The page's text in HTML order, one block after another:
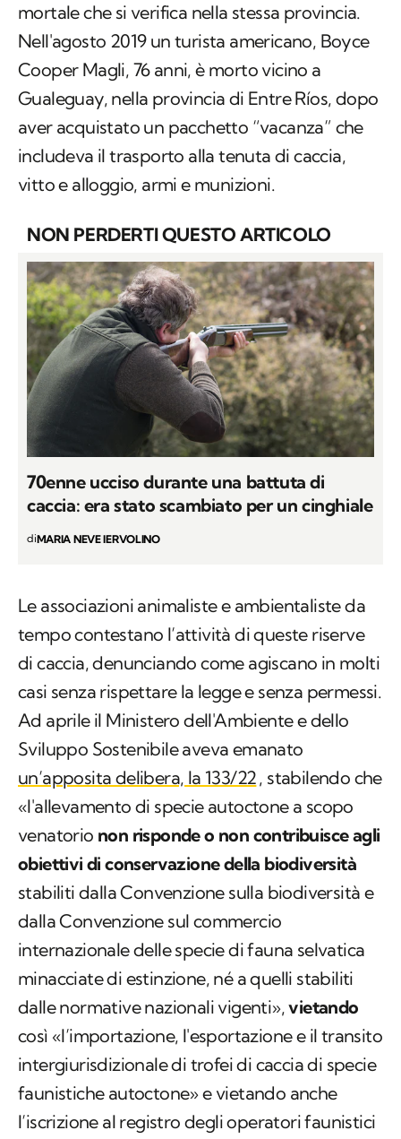
mortale che si verifica nella stessa provincia.
Nell'agosto 2019 un turista americano, Boyce
Cooper Magli, 76 anni, è morto vicino a
Gualeguay, nella provincia di Entre Ríos, dopo
aver acquistato un pacchetto “vacanza” che
includeva il trasporto alla tenuta di caccia,
vitto e alloggio, armi e munizioni.
NON PERDERTI QUESTO ARTICOLO
70enne ucciso durante una battuta di
caccia: era stato scambiato per un cinghiale
diMARIA NEVE IERVOLINO
Le associazioni animaliste e ambientaliste da
tempo contestano l’attività di queste riserve
di caccia, denunciando come agiscano in molti
casi senza rispettare la legge e senza permessi.
Ad aprile il Ministero dell'Ambiente e dello
Sviluppo Sostenibile aveva emanato
un’apposita delibera, la 133/22, stabilendo che
«l'allevamento di specie autoctone a scopo
venatorio non risponde o non contribuisce agli
obiettivi di conservazione della biodiversità
stabiliti dalla Convenzione sulla biodiversità e
dalla Convenzione sul commercio
internazionale delle specie di fauna selvatica
minacciate di estinzione, né a quelli stabiliti
dalle normative nazionali vigenti»,vietando
così «l’importazione, l'esportazione e il transito
intergiurisdizionale di trofei di caccia di specie
faunistiche autoctone» e vietando anche
l’iscrizione al registro degli operatori faunistici